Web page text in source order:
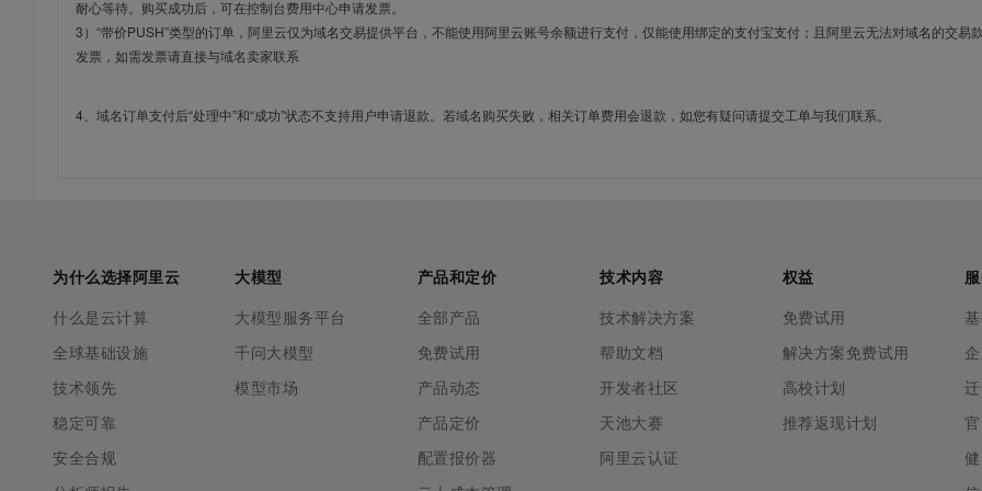
耐心等待。购买成功后，可在控制台费用中心申请发票。
3）“带价PUSH”类型的订单，阿里云仅为域名交易提供平台，不能使用阿里云账号余额进行支付，仅能使用绑定的支付宝支付；且阿里云无法对域名的交易
发票，如需发票请直接与域名卖家联系
4、域名订单支付后“处理中”和“成功”状态不支持用户申请退款。若域名购买失败，相关订单费用会退款，如您有疑问请提交工单与我们联系。